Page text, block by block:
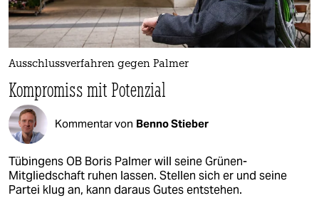
Ausschlussverfahren gegen Palmer
Kompromiss mit Potenzial
Kommentar von Benno Stieber
Tübingens OB Boris Palmer will seine Grünen-
Mitgliedschaft ruhen lassen. Stellen sich er und seine
Partei klug an, kann daraus Gutes entstehen.